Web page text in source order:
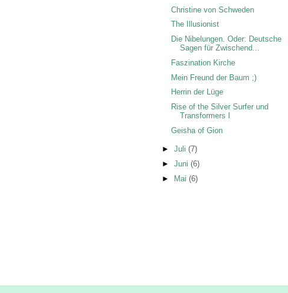
Christine von Schweden
The Illusionist
Die Nibelungen. Oder: Deutsche
Sagen für Zwischend...
Faszination Kirche
Mein Freund der Baum ;)
Herrin der Lüge
Rise of the Silver Surfer und
Transformers I
Geisha of Gion
► Juli (7)
► Juni (6)
► Mai (6)